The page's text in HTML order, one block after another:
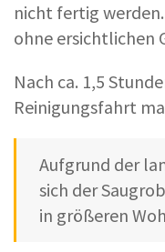
nicht fertig
ohne ersichtlichen
Nach ca. 1,5
Reinigungsfahrt
Aufgrund der
sich der
in größeren